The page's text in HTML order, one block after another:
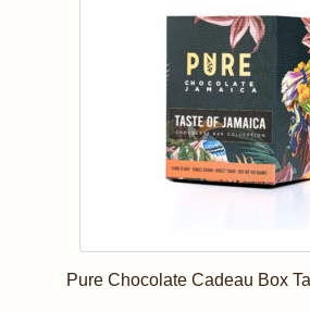
Pure Chocolate Cadeau Box